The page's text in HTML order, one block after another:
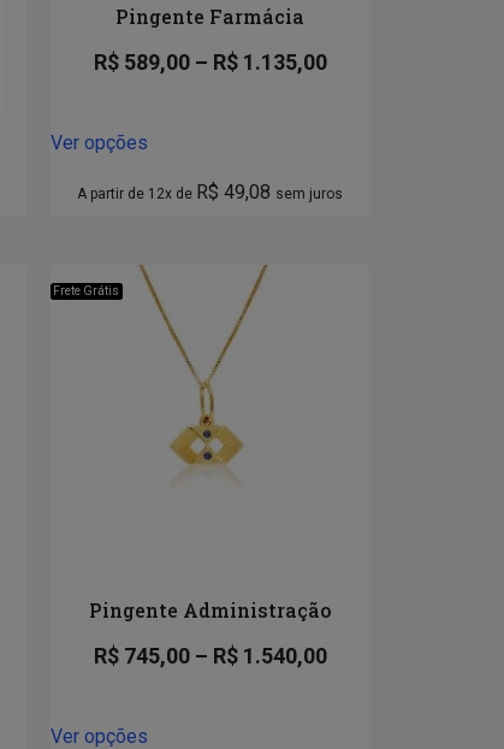
Pingente Farmácia
R$589,00– R$1.135,00
Ver opções
A partir de 12x de R$ 49,08 sem juros
Frete Grátis
Pingente Administração
R$745,00– R$1.540,00
Ver opções